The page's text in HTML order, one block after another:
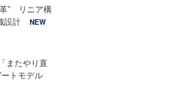
” リニア構
設計
NEW
またやり直
トモデル